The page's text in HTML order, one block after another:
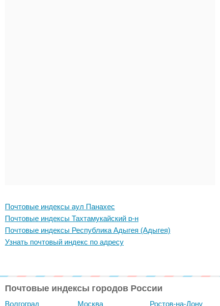
Почтовые индексы аул Панахес
Почтовые индексы Тахтамукайский р-н
Почтовые индексы Республика Адыгея (Адыгея)
Узнать почтовый индекс по адресу
Почтовые индексы городов России
Волгоград Москва Ростов-на-Дону